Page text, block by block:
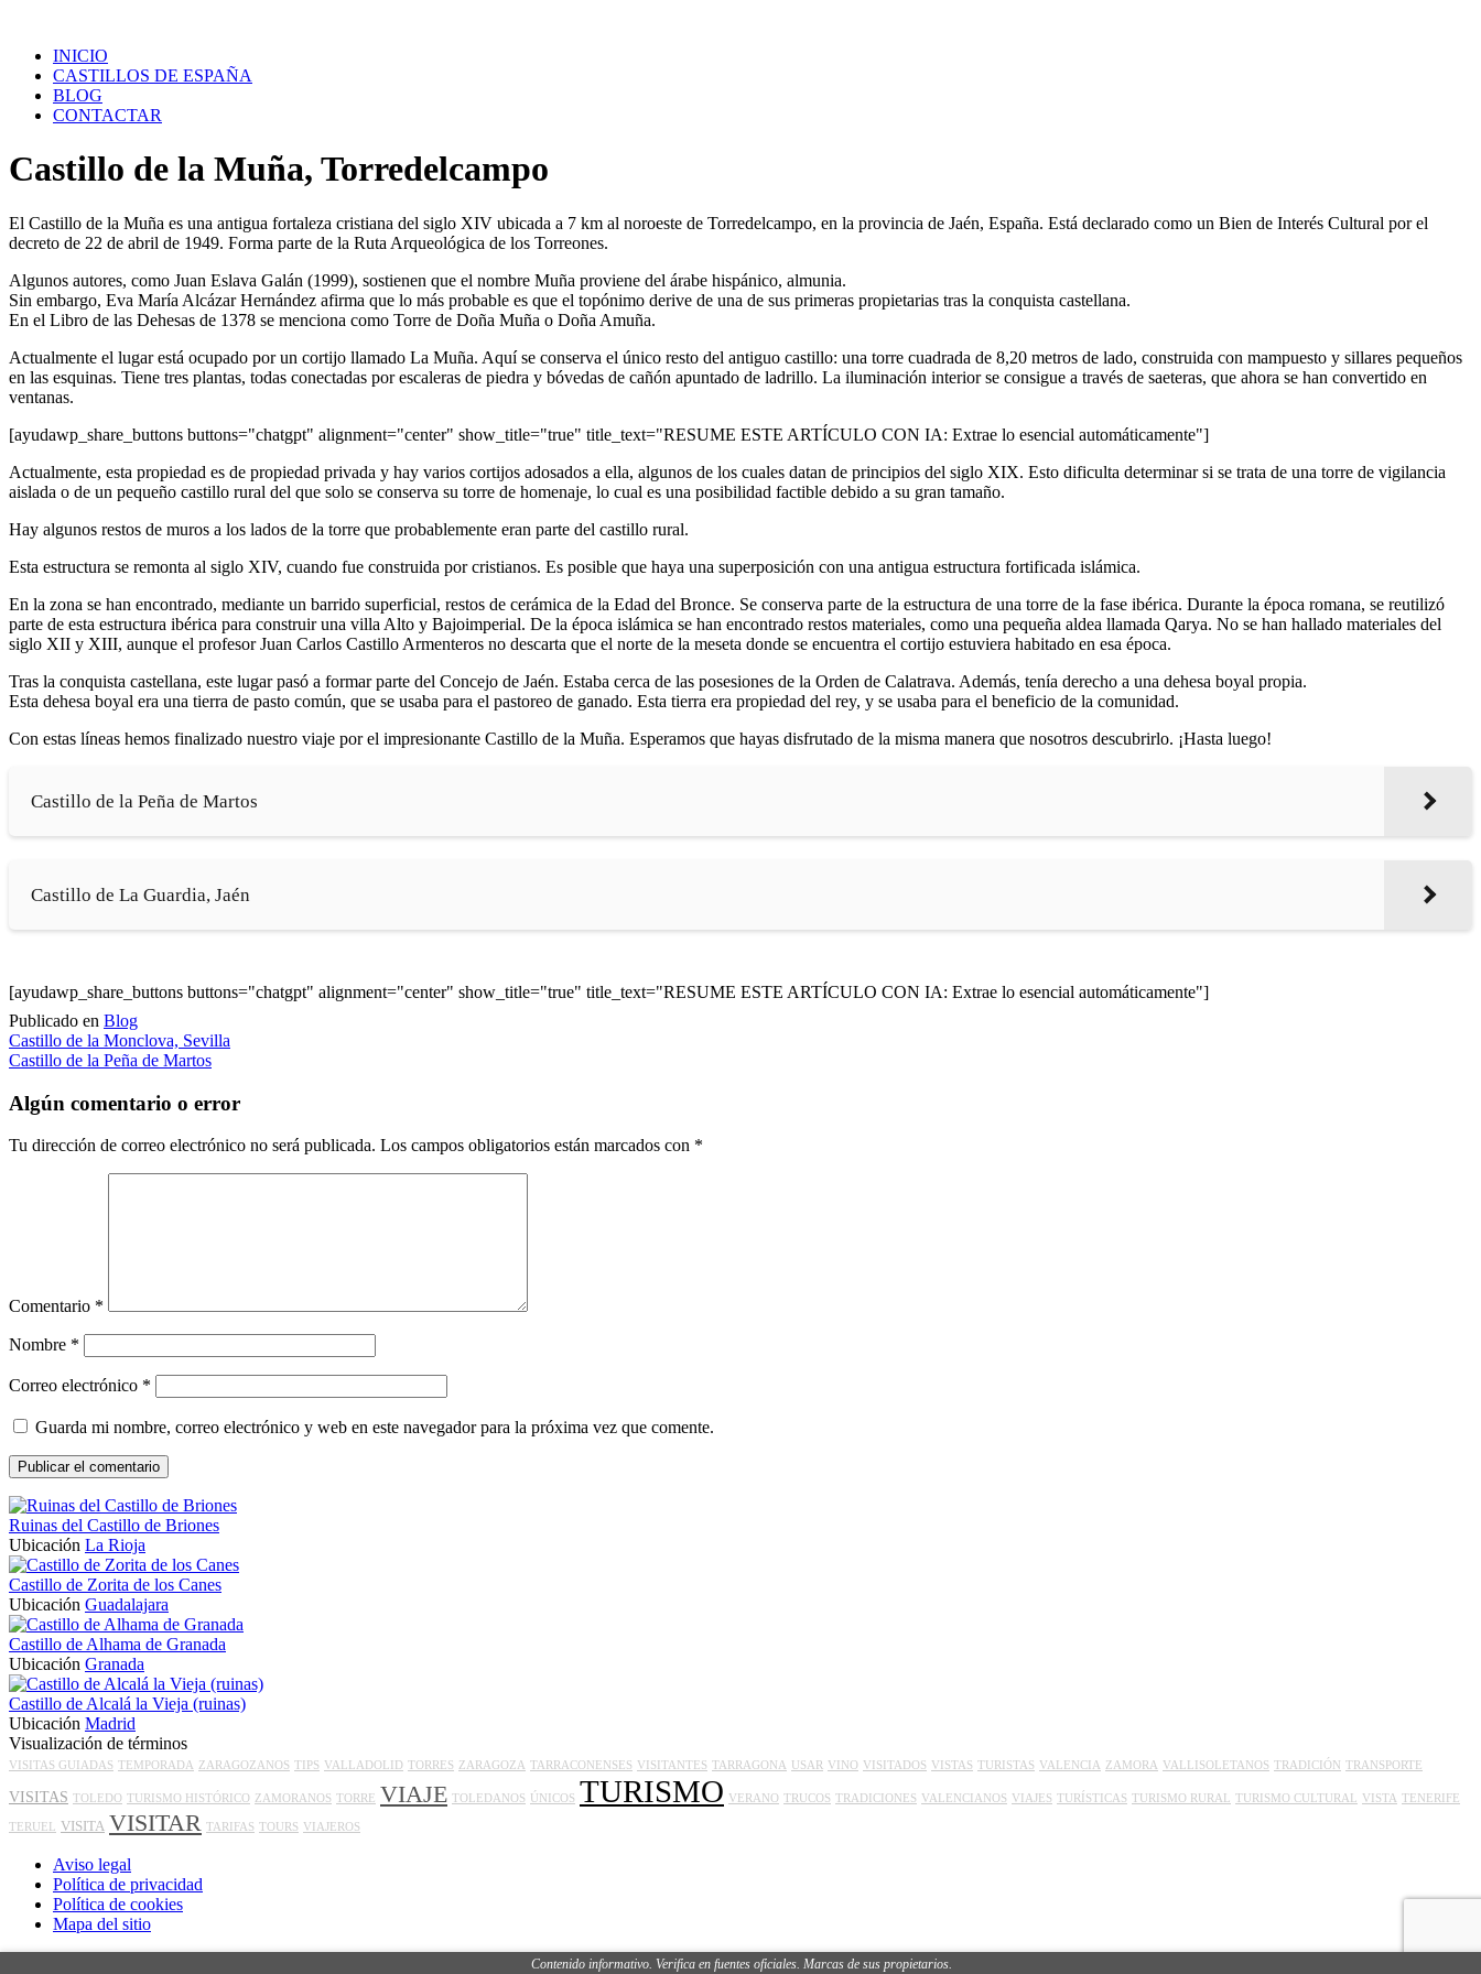
contenidoINICIO
CASTILLOS DE ESPAÑA
BLOG
CONTACTAR
Castillo de la Muña, Torredelcampo
El Castillo de la Muña es una antigua fortaleza cristiana del siglo XIV ubicada a 7 km al noroeste de Torredelcampo, en la provincia de Jaén, España. Está declarado como un Bien de Interés Cultural por el
decreto de 22 de abril de 1949. Forma parte de la Ruta Arqueológica de los Torreones.
Algunos autores, como Juan Eslava Galán (1999), sostienen que el nombre Muña proviene del árabe hispánico, almunia.
Sin embargo, Eva María Alcázar Hernández afirma que lo más probable es que el topónimo derive de una de sus primeras propietarias tras la conquista castellana.
En el Libro de las Dehesas de 1378 se menciona como Torre de Doña Muña o Doña Amuña.
Actualmente el lugar está ocupado por un cortijo llamado La Muña. Aquí se conserva el único resto del antiguo castillo: una torre cuadrada de 8,20 metros de lado, construida con mampuesto y sillares pequeños
en las esquinas. Tiene tres plantas, todas conectadas por escaleras de piedra y bóvedas de cañón apuntado de ladrillo. La iluminación interior se consigue a través de saeteras, que ahora se han convertido en
ventanas.
[ayudawp_share_buttons buttons="chatgpt" alignment="center" show_title="true" title_text="RESUME ESTE ARTÍCULO CON IA: Extrae lo esencial automáticamente"]
Actualmente, esta propiedad es de propiedad privada y hay varios cortijos adosados a ella, algunos de los cuales datan de principios del siglo XIX. Esto dificulta determinar si se trata de una torre de vigilancia
aislada o de un pequeño castillo rural del que solo se conserva su torre de homenaje, lo cual es una posibilidad factible debido a su gran tamaño.
Hay algunos restos de muros a los lados de la torre que probablemente eran parte del castillo rural.
Esta estructura se remonta al siglo XIV, cuando fue construida por cristianos. Es posible que haya una superposición con una antigua estructura fortificada islámica.
En la zona se han encontrado, mediante un barrido superficial, restos de cerámica de la Edad del Bronce. Se conserva parte de la estructura de una torre de la fase ibérica. Durante la época romana, se reutilizó
parte de esta estructura ibérica para construir una villa Alto y Bajoimperial. De la época islámica se han encontrado restos materiales, como una pequeña aldea llamada Qarya. No se han hallado materiales del
siglo XII y XIII, aunque el profesor Juan Carlos Castillo Armenteros no descarta que el norte de la meseta donde se encuentra el cortijo estuviera habitado en esa época.
Tras la conquista castellana, este lugar pasó a formar parte del Concejo de Jaén. Estaba cerca de las posesiones de la Orden de Calatrava. Además, tenía derecho a una dehesa boyal propia.
Esta dehesa boyal era una tierra de pasto común, que se usaba para el pastoreo de ganado. Esta tierra era propiedad del rey, y se usaba para el beneficio de la comunidad.
Con estas líneas hemos finalizado nuestro viaje por el impresionante Castillo de la Muña. Esperamos que hayas disfrutado de la misma manera que nosotros descubrirlo. ¡Hasta luego!
Castillo de la Peña de Martos
Castillo de La Guardia, Jaén
[ayudawp_share_buttons buttons="chatgpt" alignment="center" show_title="true" title_text="RESUME ESTE ARTÍCULO CON IA: Extrae lo esencial automáticamente"]
Publicado en Blog
Navegación
de
entradas
Castillo de la Monclova, Sevilla
Castillo de la Peña de Martos
Algún comentario o error
Tu dirección de correo electrónico no será publicada. Los campos obligatorios están marcados con *
Comentario *
Nombre *
Correo electrónico *
Guarda mi nombre, correo electrónico y web en este navegador para la próxima vez que comente.
Ruinas del Castillo de Briones
Ubicación La Rioja
Castillo de Zorita de los Canes
Ubicación Guadalajara
Castillo de Alhama de Granada
Ubicación Granada
Castillo de Alcalá la Vieja (ruinas)
Ubicación Madrid
Visualización de términos
VISITAS GUIADAS TEMPORADA ZARAGOZANOS TIPS VALLADOLID TORRES ZARAGOZA TARRACONENSES VISITANTES TARRAGONA USAR VINO VISITADOS VISTAS TURISTAS VALENCIA ZAMORA VALLISOLETANOS TRADICIÓN TRANSPORTE
VISITAS TOLEDO TURISMO HISTÓRICO ZAMORANOS TORRE VIAJE TOLEDANOS ÚNICOS TURISMO VERANO TRUCOS TRADICIONES VALENCIANOS VIAJES TURÍSTICAS TURISMO RURAL TURISMO CULTURAL VISTA TENERIFE
TERUEL VISITA VISITAR TARIFAS TOURS VIAJEROS
Aviso legal
Política de privacidad
Política de cookies
Mapa del sitio
Contenido informativo. Verifica en fuentes oficiales. Marcas de sus propietarios.